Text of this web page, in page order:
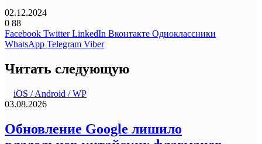
02.12.2024
0 88
Facebook Twitter LinkedIn Вконтакте Одноклассники
WhatsApp Telegram Viber
Читать следующую
iOS / Android / WP
03.08.2026
Обновление Google лишило